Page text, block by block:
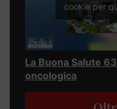
cookie per
La Buona Salute
oncologica